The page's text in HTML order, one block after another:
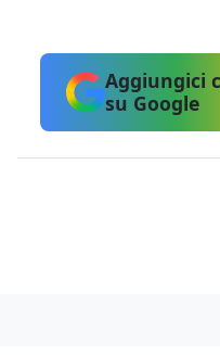
Aggiungici
su Google